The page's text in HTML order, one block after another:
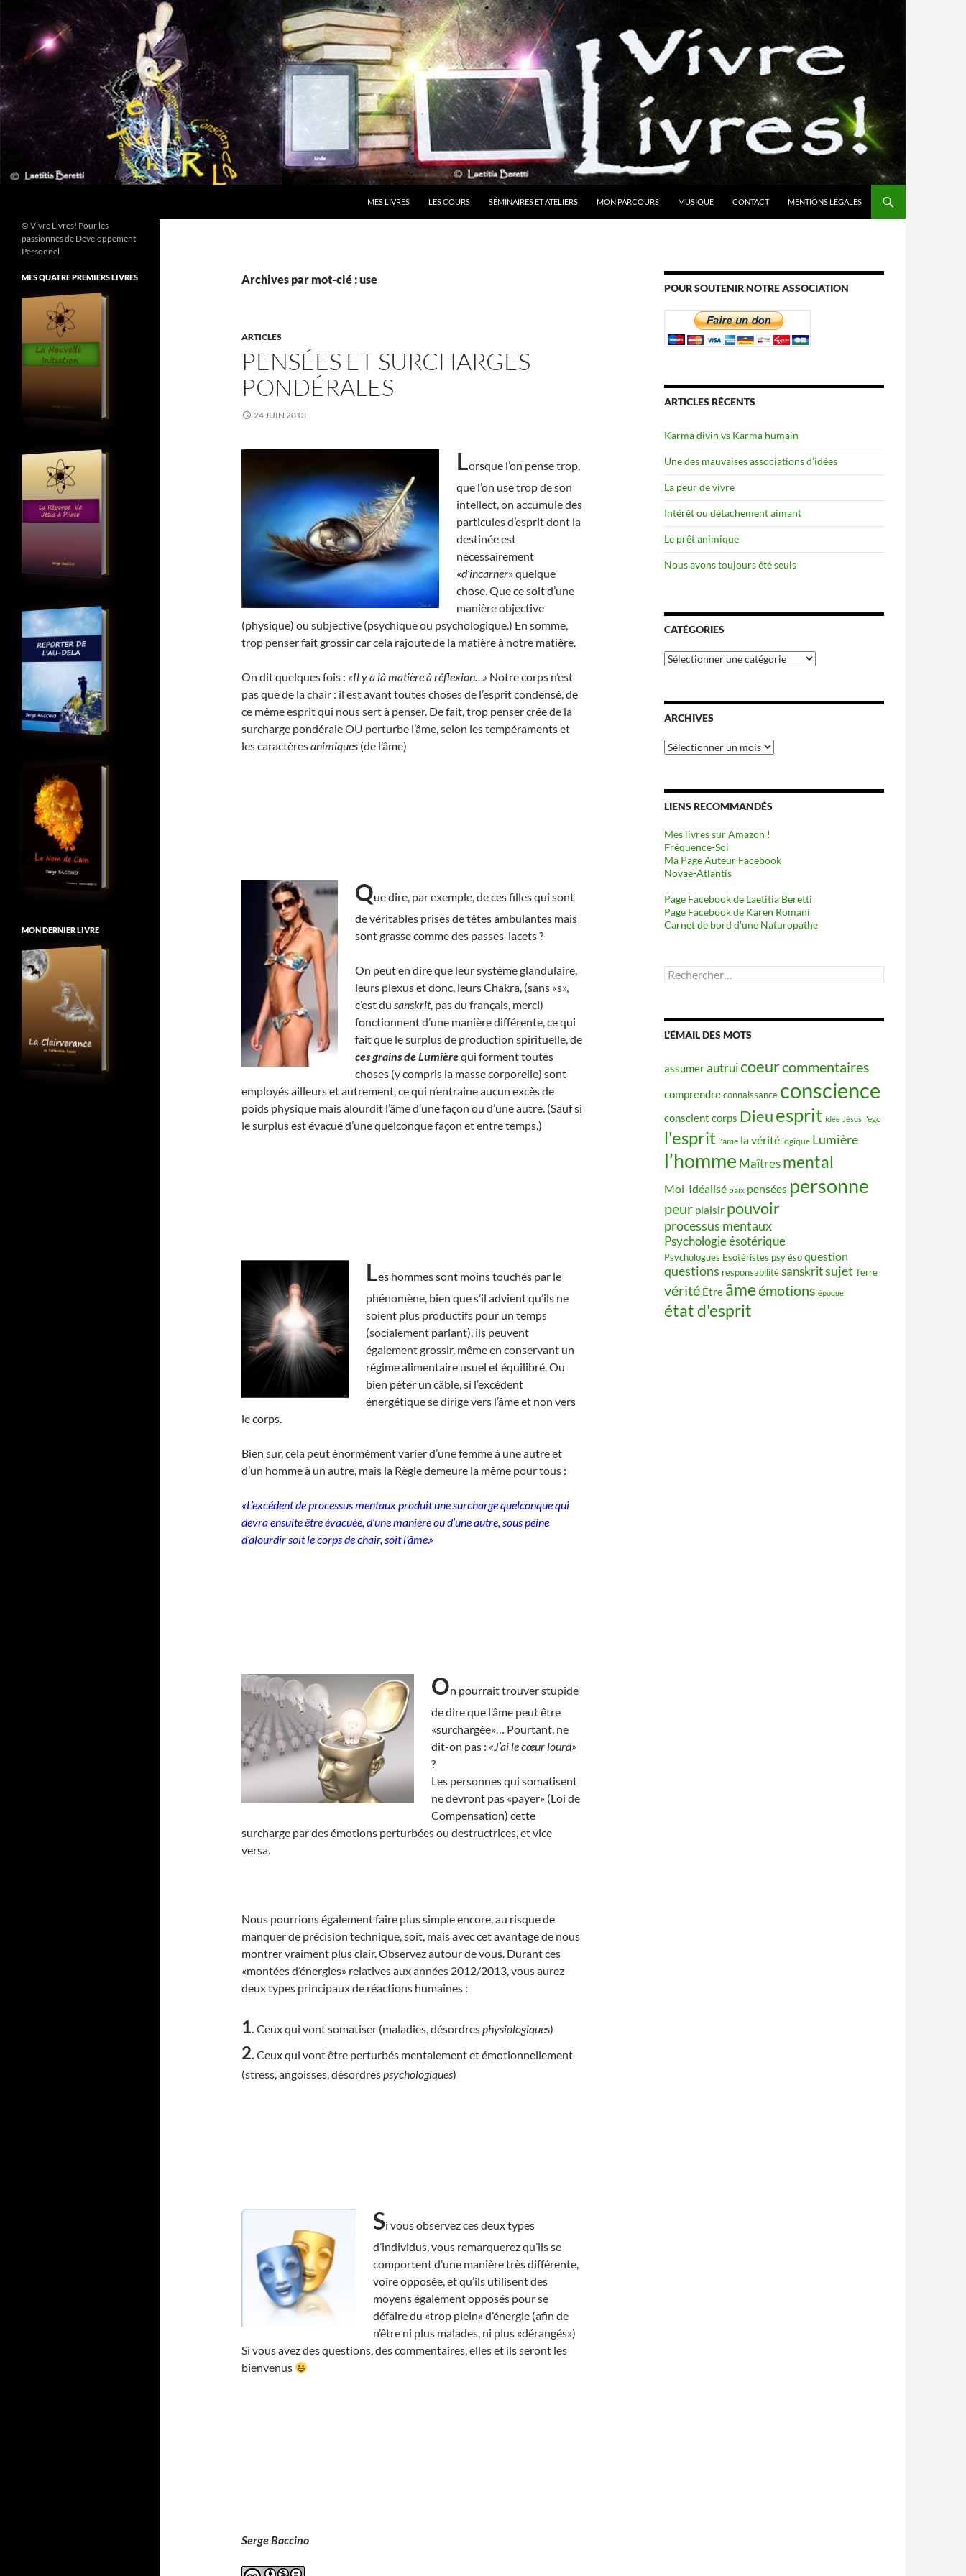
contenu
MES LIVRES LES COURS SÉMINAIRES ET ATELIERS MON PARCOURS MUSIQUE CONTACT MENTIONS LÉGALES
Archives par mot-clé : use
ARTICLES
PENSÉES ET SURCHARGES
PONDÉRALES
24 JUIN 2013
Lorsque l’on pense trop,
que l’on use trop de son
intellect, on accumule des
particules d’esprit dont la
destinée est
nécessairement
«d’incarner» quelque
chose. Que ce soit d’une
manière objective
(physique) ou subjective (psychique ou psychologique.) En somme,
trop penser fait grossir car cela rajoute de la matière à notre matière.
On dit quelques fois : «Il y a là matière à réflexion…» Notre corps n’est
pas que de la chair : il est avant toutes choses de l’esprit condensé, de
ce même esprit qui nous sert à penser. De fait, trop penser crée de la
surcharge pondérale OU perturbe l’âme, selon les tempéraments et
les caractèresanimiques (de l’âme)
Que dire, par exemple, de ces filles qui sont
de véritables prises de têtes ambulantes mais
sont grasse comme des passes-lacets ?
On peut en dire que leur système glandulaire,
leurs plexus et donc, leurs Chakra, (sans «s»,
c’est du sanskrit, pas du français, merci)
fonctionnent d’une manière différente, ce qui
fait que le surplus de production spirituelle, de
ces grains de Lumièrequi forment toutes
choses (y compris la masse corporelle) sont
employés ailleurs et autrement, ce qui n’entraine aucun excès de
poids physique mais alourdit l’âme d’une façon ou d’une autre. (Sauf si
le surplus est évacué d’une quelconque façon et entre temps.)
Les hommes sont moins touchés par le
phénomène, bien que s’il advient qu’ils ne
soient plus productifs pour un temps
(socialement parlant), ils peuvent
également grossir, même en conservant un
régime alimentaire usuel et équilibré. Ou
bien péter un câble, si l’excédent
énergétique se dirige vers l’âme et non vers
le corps.
Bien sur, cela peut énormément varier d’une femme à une autre et
d’un homme à un autre, mais la Règle demeure la même pour tous :
«L’excédent de processus mentaux produit une surcharge quelconque qui
devra ensuite être évacuée, d’une manière ou d’une autre, sous peine
d’alourdir soit le corps de chair, soit l’âme.»
On pourrait trouver stupide
de dire que l’âme peut être
«surchargée»… Pourtant, ne
dit-on pas : «J’ai le cœur lourd»
?
Les personnes qui somatisent
ne devront pas «payer» (Loi de
Compensation) cette
surcharge par des émotions perturbées ou destructrices, et vice
versa.
Nous pourrions également faire plus simple encore, au risque de
manquer de précision technique, soit, mais avec cet avantage de nous
montrer vraiment plus clair. Observez autour de vous. Durant ces
«montées d’énergies» relatives aux années 2012/2013, vous aurez
deux types principaux de réactions humaines :
1. Ceux qui vont somatiser (maladies, désordresphysiologiques)
2. Ceux qui vont être perturbés mentalement et émotionnellement
(stress, angoisses, désordrespsychologiques)
Si vous observez ces deux types
d’individus, vous remarquerez qu’ils se
comportent d’une manière très différente,
voire opposée, et qu’ils utilisent des
moyens également opposés pour se
défaire du «trop plein» d’énergie (afin de
n’être ni plus malades, ni plus «dérangés»)
Si vous avez des questions, des commentaires, elles et ils seront les
bienvenus
Serge Baccino
POUR SOUTENIR NOTRE ASSOCIATION
ARTICLES RÉCENTS
Karma divin vs Karma humain
Une des mauvaises associations d’idées
La peur de vivre
Intérêt ou détachement aimant
Le prêt animique
Nous avons toujours été seuls
CATÉGORIES
Catégories
ARCHIVES
Archives
LIENS RECOMMANDÉS
Mes livres sur Amazon !
Fréquence-Soi
Ma Page Auteur Facebook
Novae-Atlantis
Page Facebook de Laetitia Beretti
Page Facebook de Karen Romani
Carnet de bord d’une Naturopathe
Rechercher :
L’ÉMAIL DES MOTS
assumerautruicoeurcommentaires
comprendreconnaissance conscience
conscient corps Dieuesprit idée Jésus l'ego
l'esprit l'âme la vérité logique Lumière
l’homme Maîtres mental
Moi-Idéalisé paix pensées personne
peur plaisir pouvoir
processus mentaux
Psychologie ésotérique
Psychologues Esotéristes psy ésoquestion
questions responsabilitésanskritsujet Terre
vérité Être âmeémotions époque
état d'esprit
© Vivre Livres! Pour les
passionnés de Développement
Personnel
MES QUATRE PREMIERS LIVRES
MON DERNIER LIVRE